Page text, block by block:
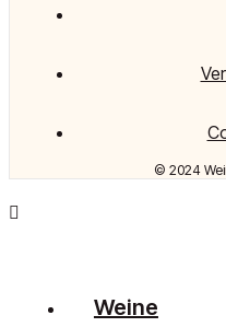
© 2024
Weine